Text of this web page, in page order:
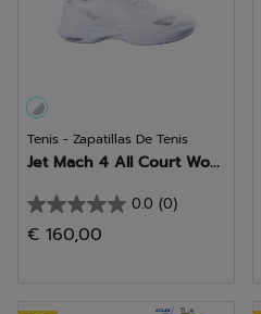
Tenis - Zapatillas De Tenis
Jet Mach 4 All Court Wo...
0.0 (0)
0.0
de
€ 160,00